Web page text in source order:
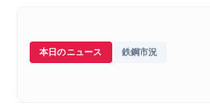
本日のニュース 鉄鋼市況